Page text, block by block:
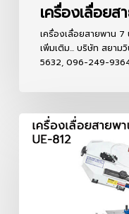
เครื่องเลื่อย
เครื่องเลื่อยสายพาน 7
เพิ่มเติม... บริษัท สยา
5632, 096-249-
เครื่อง
เลื่อย